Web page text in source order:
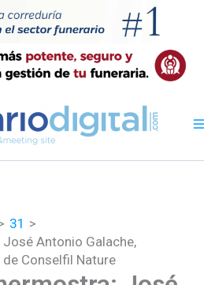
31
Antonio Galache,
Conselfil Nature